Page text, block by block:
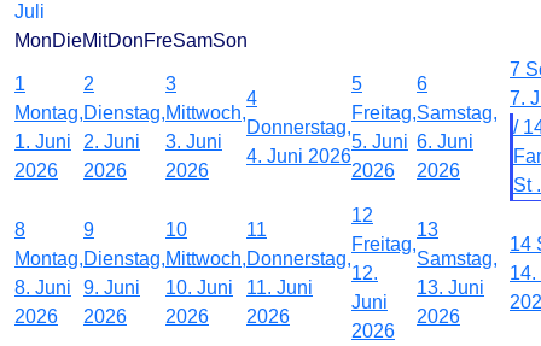
Juli
MonDieMitDonFreSamSon
1
Montag,
1. Juni
2026
2
Dienstag,
2. Juni
2026
3
Mittwoch,
3. Juni
2026
4
Donnerstag,
4. Juni 2026
5
Freitag,
5. Juni
2026
6
Samstag,
6. Juni
2026
7
7.
/
St
8
Montag,
8. Juni
2026
9
Dienstag,
9. Juni
2026
10
Mittwoch,
10. Juni
2026
11
Donnerstag,
11. Juni
2026
12
Freitag,
12.
Juni
2026
13
Samstag,
13. Juni
2026
14
14.